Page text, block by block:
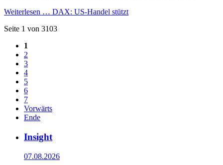
Weiterlesen … DAX: US-Handel stützt
Seite 1 von 3103
1
2
3
4
5
6
7
Vorwärts
Ende
Insight
07.08.2026